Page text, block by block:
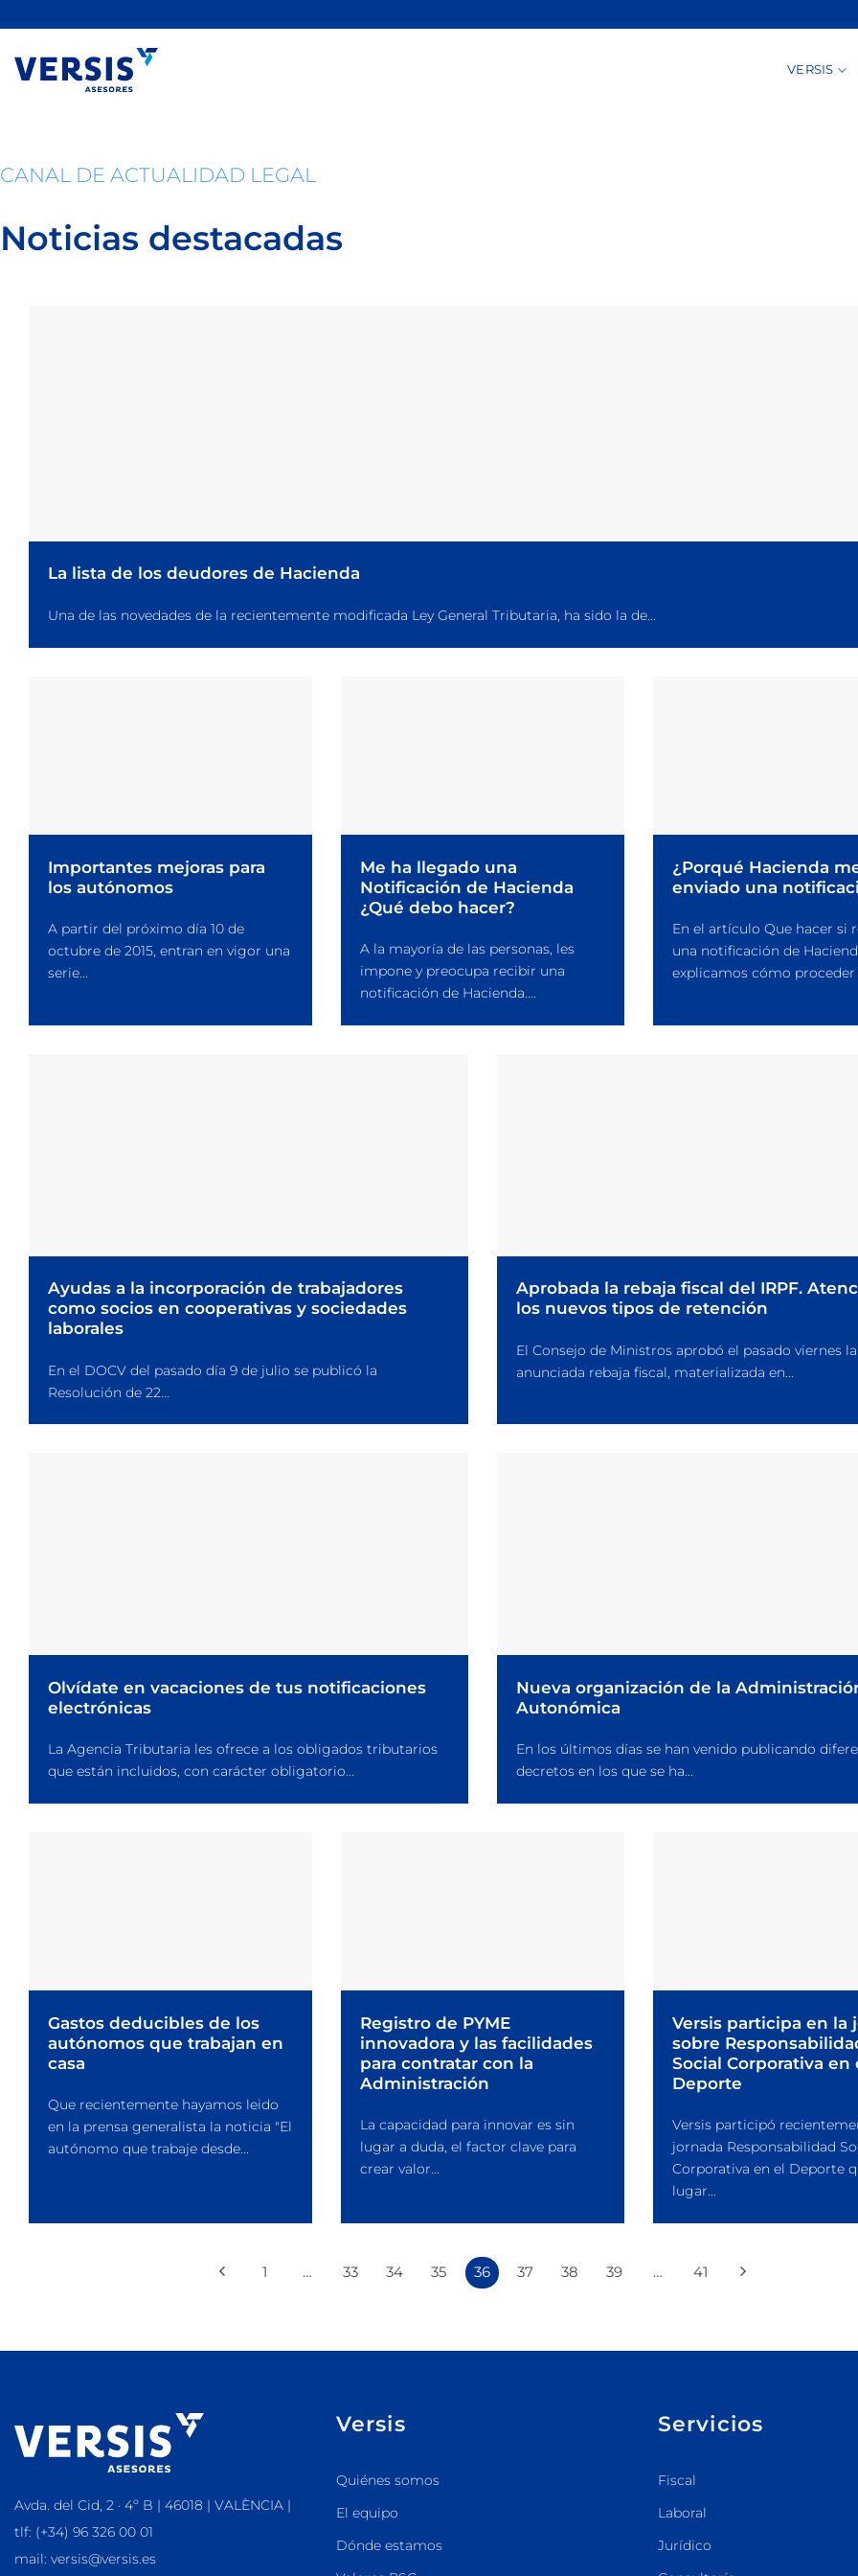
contenido
VERSIS
CANAL DE ACTUALIDAD LEGAL
Noticias destacadas
La lista de los deudores de Hacienda
Una de las novedades de la recientemente modificada Ley General Tributaria, ha sido la de...
Importantes mejoras para
los autónomos
A partir del próximo día 10 de
octubre de 2015, entran en vigor una
serie...
Me ha llegado una
Notificación de Hacienda
¿Qué debo hacer?
A la mayoría de las personas, les
impone y preocupa recibir una
notificación de Hacienda....
¿Porqué Hacienda
enviado una
En el artículo Que hacer si
una notificación de
explicamos cómo proceder
Ayudas a la incorporación de trabajadores
como socios en cooperativas y sociedades
laborales
En el DOCV del pasado día 9 de julio se publicó la
Resolución de 22...
Aprobada la rebaja fiscal del IRPF.
los nuevos tipos de retención
El Consejo de Ministros aprobó el pasado viernes
anunciada rebaja fiscal, materializada en...
Olvídate en vacaciones de tus notificaciones
electrónicas
La Agencia Tributaria les ofrece a los obligados tributarios
que están incluidos, con carácter obligatorio...
Nueva organización de la
Autonómica
En los últimos días se han venido publicando
decretos en los que se ha...
Gastos deducibles de los
autónomos que trabajan en
casa
Que recientemente hayamos leido
en la prensa generalista la noticia "El
autónomo que trabaje desde...
Registro de PYME
innovadora y las facilidades
para contratar con la
Administración
La capacidad para innovar es sin
lugar a duda, el factor clave para
crear valor...
Versis participa en la
sobre
Social Corporativa en
Deporte
Versis participó
jornada Responsabilidad
Corporativa en el Deporte
lugar...
1 … 33 34 35 36 37 38 39 … 41
Avda. del Cid, 2 · 4º B | 46018 | VALÈNCIA |
tlf: (+34) 96 326 00 01
mail: versis@versis.es
Versis
Quiénes somos
El equipo
Dónde estamos
Servicios
Fiscal
Laboral
Jurídico